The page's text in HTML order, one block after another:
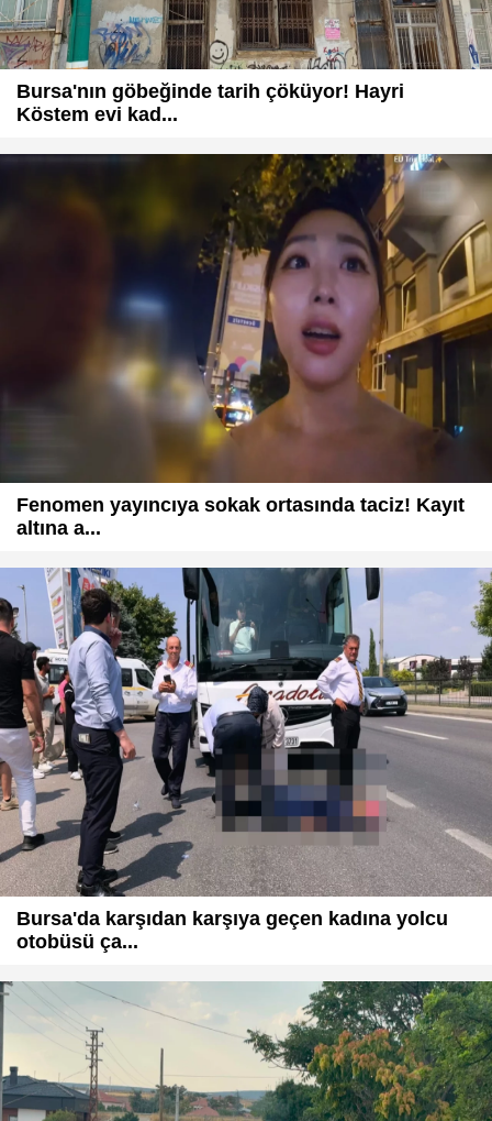
Bursa'nın göbeğinde tarih çöküyor! Hayri
Köstem evi kad...
Fenomen yayıncıya sokak ortasında taciz! Kayıt
altına a...
Bursa'da karşıdan karşıya geçen kadına yolcu
otobüsü ça...